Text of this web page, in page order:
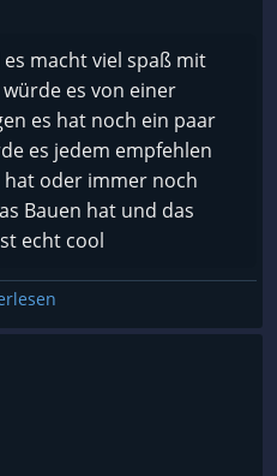
macht viel spaß mit
es von einer
es hat noch ein paar
es jedem empfehlen
oder immer noch
Bauen hat und das
echt cool